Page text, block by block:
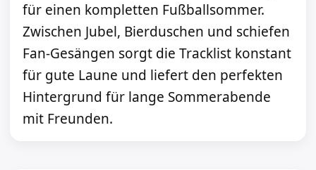
für einen kompletten Fußballsommer.
Zwischen Jubel, Bierduschen und schiefen
Fan-Gesängen sorgt die Tracklist konstant
für gute Laune und liefert den perfekten
Hintergrund für lange Sommerabende
mit Freunden.